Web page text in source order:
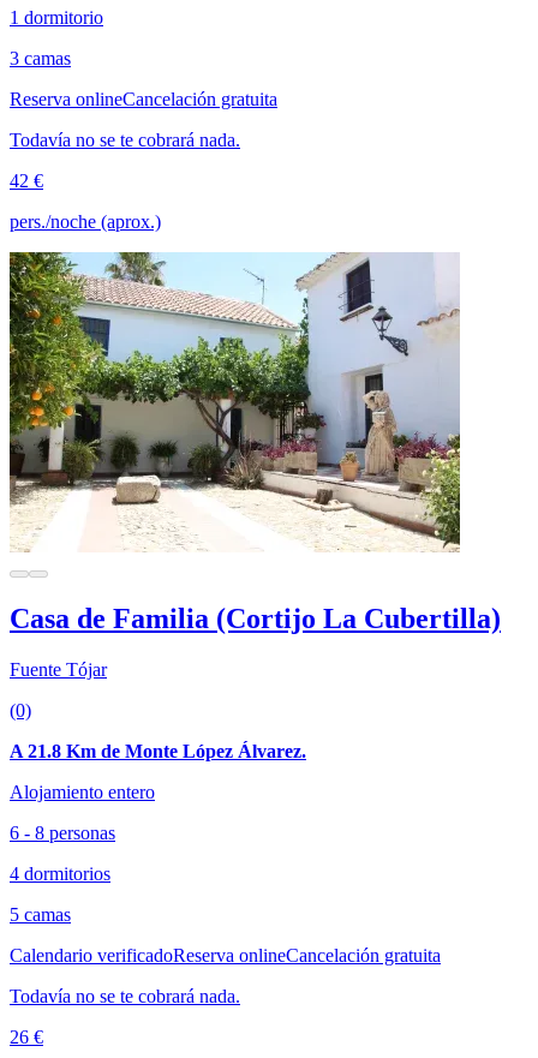
1 dormitorio
3 camas
Reserva onlineCancelación gratuita
Todavía no se te cobrará nada.
42 €
pers./noche (aprox.)
Casa de Familia (Cortijo La Cubertilla)
Fuente Tójar
(0)
A 21.8 Km de Monte López Álvarez.
Alojamiento entero
6 - 8 personas
4 dormitorios
5 camas
Calendario verificadoReserva onlineCancelación gratuita
Todavía no se te cobrará nada.
26 €